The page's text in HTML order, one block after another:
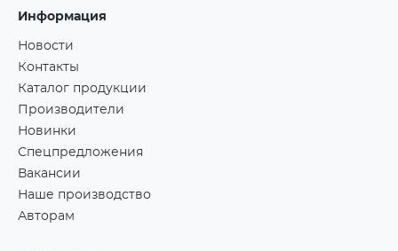
Информация
Новости
Контакты
Каталог продукции
Производители
Новинки
Спецпредложения
Вакансии
Наше производство
Авторам